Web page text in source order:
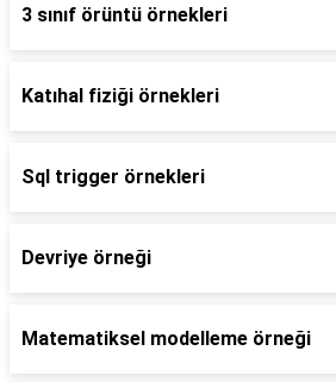
3 sınıf örüntü örnekleri
Katıhal fiziği örnekleri
Sql trigger örnekleri
Devriye örneği
Matematiksel modelleme örneği